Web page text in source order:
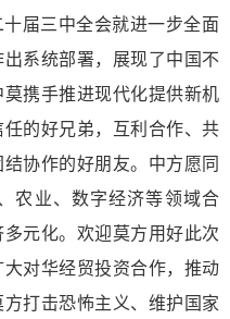
届三中全会就进一步全面
系统部署，展现了中国不
携手推进现代化提供新机
的好兄弟，互利合作、共
协作的好朋友。中方愿同
农业、数字经济等领域合
元化。欢迎莫方用好此次
对华经贸投资合作，推动
打击恐怖主义、维护国家